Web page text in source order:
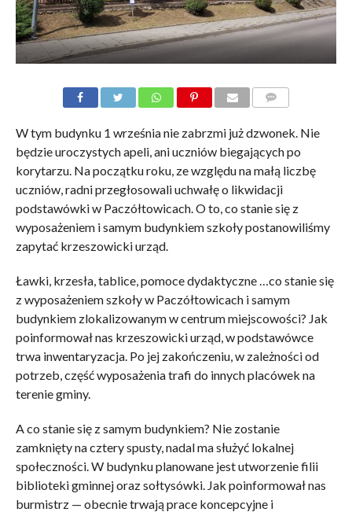
W tym budynku 1 września nie zabrzmi już dzwonek. Nie
będzie uroczystych apeli, ani uczniów biegających po
korytarzu. Na początku roku, ze względu na małą liczbę
uczniów, radni przegłosowali uchwałę o likwidacji
podstawówki w Paczółtowicach. O to, co stanie się z
wyposażeniem i samym budynkiem szkoły postanowiliśmy
zapytać krzeszowicki urząd.
Ławki, krzesła, tablice, pomoce dydaktyczne …co stanie się
z wyposażeniem szkoły w Paczółtowicach i samym
budynkiem zlokalizowanym w centrum miejscowości? Jak
poinformował nas krzeszowicki urząd, w podstawówce
trwa inwentaryzacja. Po jej zakończeniu, w zależności od
potrzeb, część wyposażenia trafi do innych placówek na
terenie gminy.
A co stanie się z samym budynkiem? Nie zostanie
zamknięty na cztery spusty, nadal ma służyć lokalnej
społeczności. W budynku planowane jest utworzenie filii
biblioteki gminnej oraz sołtysówki. Jak poinformował nas
burmistrz — obecnie trwają prace koncepcyjne i